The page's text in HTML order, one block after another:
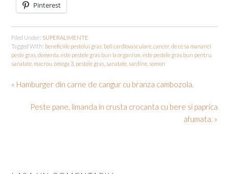
Pinterest
Filed Under: SUPERALIMENTE
Tagged With: beneficiile pestelui gras boli cardiovasculare ,cancer,de ce sa mananci
peste gras ,dementa ,este pestele gras bun la organism ,este pestele gras bun pentru
sanatate macrou ,omega 3 pestele gras sanatate sardine somon
« Hamburger din carne de cangur cu branza cambozola.
Peste pane, limanda in crusta crocanta cu bere si paprica
afumata. »